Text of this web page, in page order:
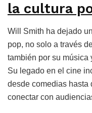
la cultura
Will Smith ha dejado
pop, no solo a través
también por su música
Su legado en el cine
desde comedias hasta
conectar con